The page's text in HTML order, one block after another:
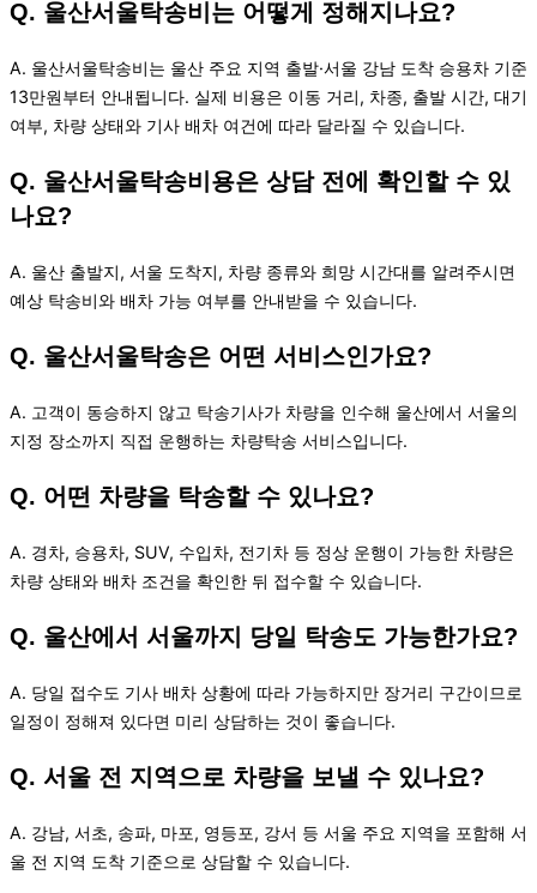
Q. 울산서울탁송비는 어떻게 정해지나요?
A. 울산서울탁송비는 울산 주요 지역 출발·서울 강남 도착 승용차 기준
13만원부터 안내됩니다. 실제 비용은 이동 거리, 차종, 출발 시간, 대기
여부, 차량 상태와 기사 배차 여건에 따라 달라질 수 있습니다.
Q. 울산서울탁송비용은 상담 전에 확인할 수 있
나요?
A. 울산 출발지, 서울 도착지, 차량 종류와 희망 시간대를 알려주시면
예상 탁송비와 배차 가능 여부를 안내받을 수 있습니다.
Q. 울산서울탁송은 어떤 서비스인가요?
A. 고객이 동승하지 않고 탁송기사가 차량을 인수해 울산에서 서울의
지정 장소까지 직접 운행하는 차량탁송 서비스입니다.
Q. 어떤 차량을 탁송할 수 있나요?
A. 경차, 승용차, SUV, 수입차, 전기차 등 정상 운행이 가능한 차량은
차량 상태와 배차 조건을 확인한 뒤 접수할 수 있습니다.
Q. 울산에서 서울까지 당일 탁송도 가능한가요?
A. 당일 접수도 기사 배차 상황에 따라 가능하지만 장거리 구간이므로
일정이 정해져 있다면 미리 상담하는 것이 좋습니다.
Q. 서울 전 지역으로 차량을 보낼 수 있나요?
A. 강남, 서초, 송파, 마포, 영등포, 강서 등 서울 주요 지역을 포함해 서
울 전 지역 도착 기준으로 상담할 수 있습니다.